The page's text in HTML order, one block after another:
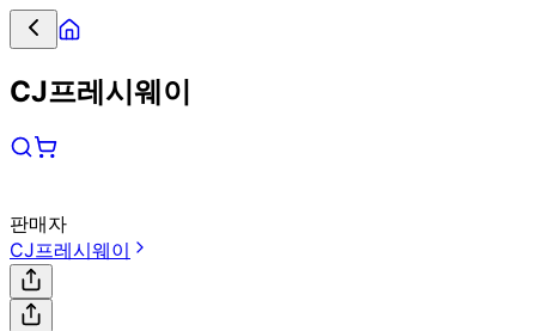
CJ프레시웨이
판매자
CJ프레시웨이